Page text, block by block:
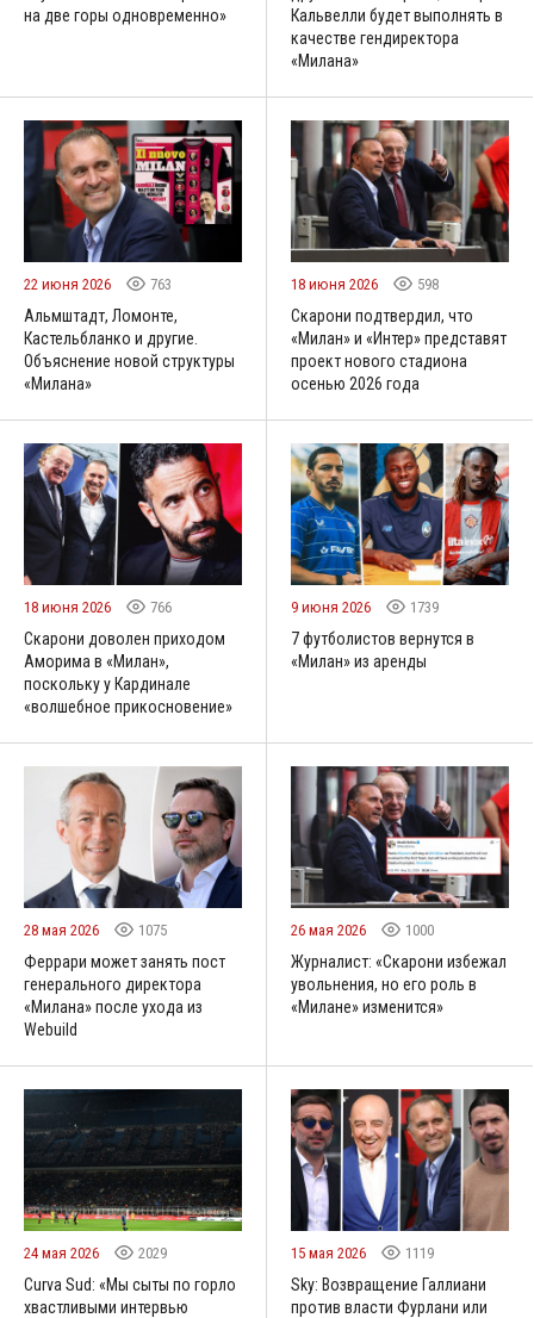
на две горы одновременно»
Кальвелли будет выполнять в
качестве гендиректора
«Милана»
22 июня 2026 763
Альмштадт, Ломонте,
Кастельбланко и другие.
Объяснение новой структуры
«Милана»
18 июня 2026 598
Скарони подтвердил, что
«Милан» и «Интер» представят
проект нового стадиона
осенью 2026 года
18 июня 2026 766
Скарони доволен приходом
Аморима в «Милан»,
поскольку у Кардинале
«волшебное прикосновение»
9 июня 2026 1739
7 футболистов вернутся в
«Милан» из аренды
28 мая 2026 1075
Феррари может занять пост
генерального директора
«Милана» после ухода из
Webuild
26 мая 2026 1000
Журналист: «Скарони избежал
увольнения, но его роль в
«Милане» изменится»
24 мая 2026 2029
Curva Sud: «Мы сыты по горло
хвастливыми интервью
15 мая 2026 1119
Sky: Возвращение Галлиани
против власти Фурлани или